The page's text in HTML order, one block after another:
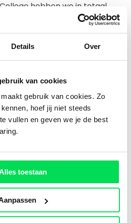
Details Over
van cookies
gebruik van cookies. Zo
hoef jij niet steeds
vullen en geven we je de best
toestaan
hebben we in totaal
en daarvan zitten ongeveer 200
Zij hebben hun eigen
klassen. Als je het gymnasium
Latijn en Grieks en maak
oudheid.
ruimte voor